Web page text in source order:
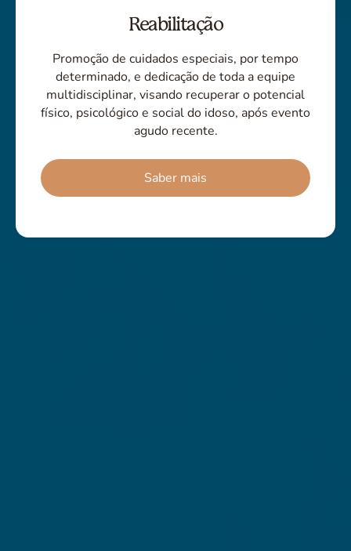
Reabilitação
Promoção de cuidados especiais, por tempo
determinado, e dedicação de toda a equipe
multidisciplinar, visando recuperar o potencial
físico, psicológico e social do idoso, após evento
agudo recente.
Saber mais